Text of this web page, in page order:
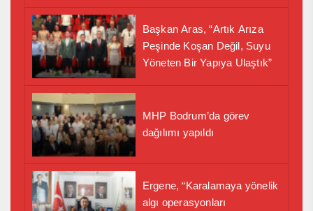
Başkan Aras, “Artık Arıza
Peşinde Koşan Değil, Suyu
Yöneten Bir Yapıya Ulaştık”
MHP Bodrum’da görev
dağılımı yapıldı
Ergene, “Karalamaya yönelik
algı operasyonları